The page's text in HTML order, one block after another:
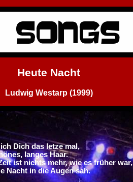
Heute Nacht
Ludwig Westarp (1999)
Dich das letze mal,
langes Haar.
ist nichts mehr, wie es früher war,
Nacht in die Augen sah.